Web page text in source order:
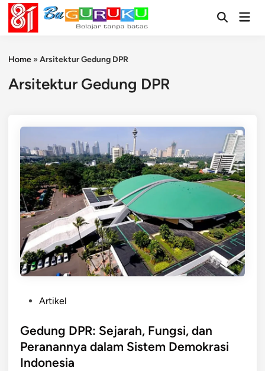
Skip
content
OpenMain
Home » Arsitektur Gedung DPR
Arsitektur Gedung DPR
s
t
e
Artikel
Gedung DPR: Sejarah, Fungsi, dan
Peranannya dalam Sistem Demokrasi
Indonesia